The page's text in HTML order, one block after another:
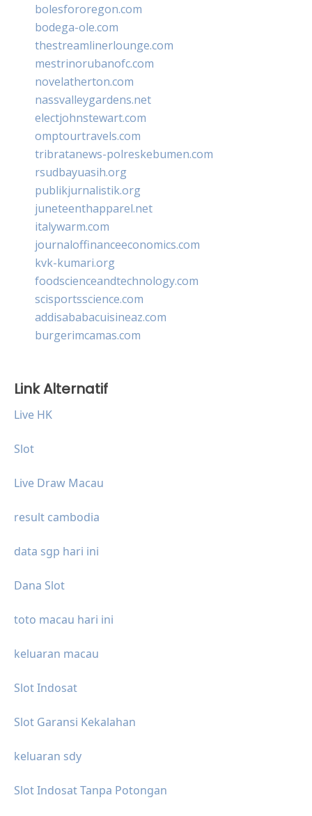
bolesfororegon.com
bodega-ole.com
thestreamlinerlounge.com
mestrinorubanofc.com
novelatherton.com
nassvalleygardens.net
electjohnstewart.com
omptourtravels.com
tribratanews-polreskebumen.com
rsudbayuasih.org
publikjurnalistik.org
juneteenthapparel.net
italywarm.com
journaloffinanceeconomics.com
kvk-kumari.org
foodscienceandtechnology.com
scisportsscience.com
addisababacuisineaz.com
burgerimcamas.com
Link Alternatif
Live HK
Slot
Live Draw Macau
result cambodia
data sgp hari ini
Dana Slot
toto macau hari ini
keluaran macau
Slot Indosat
Slot Garansi Kekalahan
keluaran sdy
Slot Indosat Tanpa Potongan